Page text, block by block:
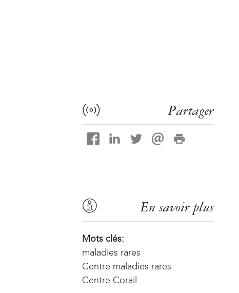
Partager
En savoir plus
Mots clés:
maladies rares
Centre maladies rares
Centre Corail